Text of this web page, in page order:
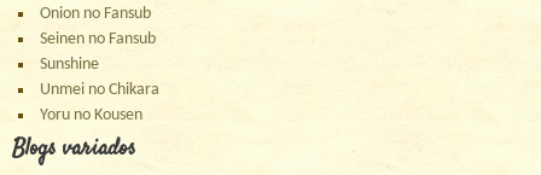
Onion no Fansub
Seinen no Fansub
Sunshine
Unmei no Chikara
Yoru no Kousen
Blogs variados